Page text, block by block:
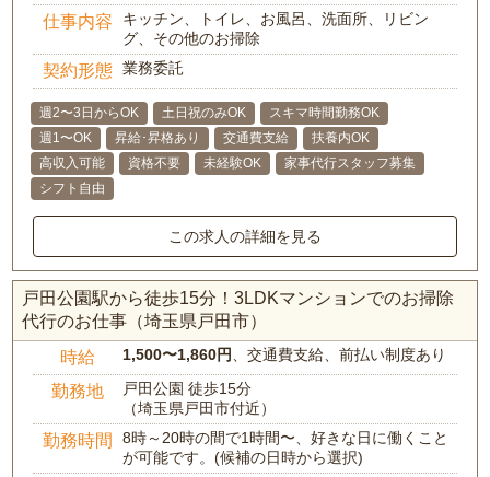
仕事内容
キッチン、トイレ、お風呂、洗面所、リビン
グ、その他のお掃除
契約形態 業務委託
週2〜3日からOK 土日祝のみOK
スキマ時間勤務OK
週1〜OK
昇給･昇格あり 交通費支給
扶養内OK
高収入可能
資格不要 未経験OK
家事代行スタッフ募集
シフト自由
この求人の詳細を見る
戸田公園駅から徒歩15分！3LDKマンションでのお掃除
代行のお仕事（埼玉県戸田市）
時給 1,500〜1,860円、交通費支給、前払い制度あり
勤務地
戸田公園 徒歩15分
（埼玉県戸田市付近）
勤務時間
8時～20時の間で1時間〜、好きな日に働くこと
が可能です。(候補の日時から選択)